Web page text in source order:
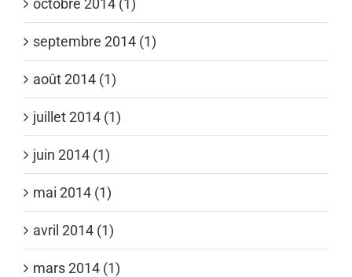
octobre 2014 (1)
septembre 2014 (1)
août 2014 (1)
juillet 2014 (1)
juin 2014 (1)
mai 2014 (1)
avril 2014 (1)
mars 2014 (1)